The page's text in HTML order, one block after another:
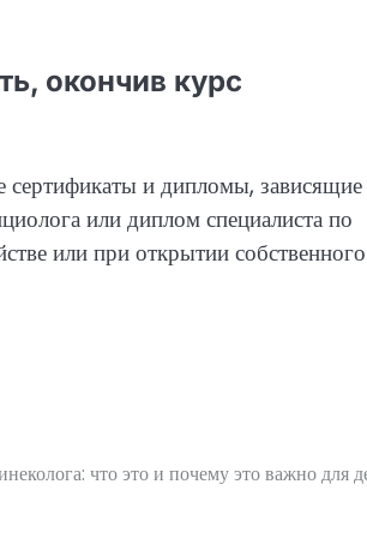
окончив курс
и дипломы, зависящие
или диплом специалиста по
или при открытии собственного
что это и почему это важно для